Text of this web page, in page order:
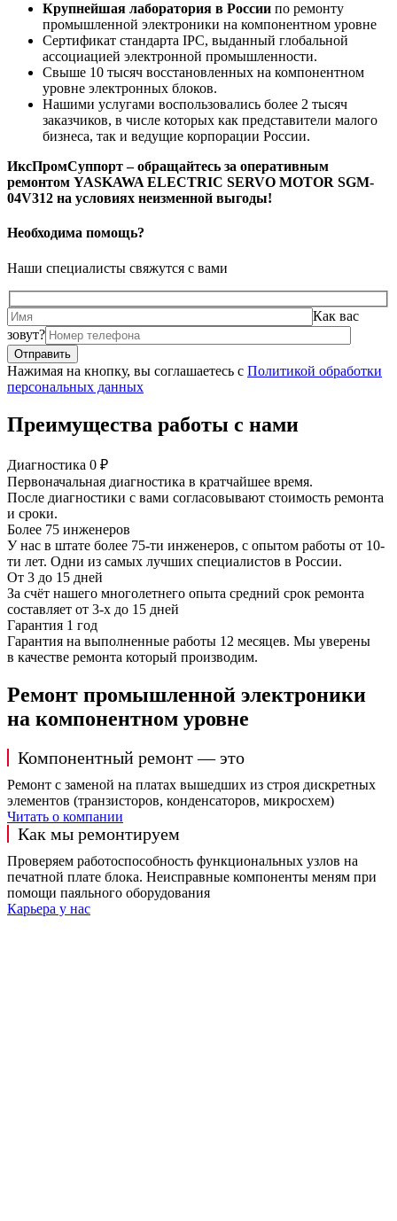
Крупнейшая лаборатория в России по ремонту
промышленной электроники на компонентном уровне
Сертификат стандарта IPC, выданный глобальной
ассоциацией электронной промышленности.
Свыше 10 тысяч восстановленных на компонентном
уровне электронных блоков.
Нашими услугами воспользовались более 2 тысяч
заказчиков, в числе которых как представители малого
бизнеса, так и ведущие корпорации России.
ИксПромСуппорт – обращайтесь за оперативным
ремонтом YASKAWA ELECTRIC SERVO MOTOR SGM-
04V312 на условиях неизменной выгоды!
Необходима помощь?
Наши специалисты свяжутся с вами
Как вас
зовут?
Нажимая на кнопку, вы соглашаетесь с Политикой обработки
персональных данных
Преимущества работы с нами
Диагностика 0 ₽
Первоначальная диагностика в кратчайшее время.
После диагностики с вами согласовывают стоимость ремонта
и сроки.
Более 75 инженеров
У нас в штате более 75-ти инженеров, с опытом работы от 10-
ти лет. Одни из самых лучших специалистов в России.
От 3 до 15 дней
За счёт нашего многолетнего опыта средний срок ремонта
составляет от 3-х до 15 дней
Гарантия 1 год
Гарантия на выполненные работы 12 месяцев. Мы уверены
в качестве ремонта который производим.
Ремонт промышленной электроники
на компонентном уровне
Компонентный ремонт — это
Ремонт с заменой на платах вышедших из строя дискретных
элементов (транзисторов, конденсаторов, микросхем)
Читать о компании
Как мы ремонтируем
Проверяем работоспособность функциональных узлов на
печатной плате блока. Неисправные компоненты меням при
помощи паяльного оборудования
Карьера у нас